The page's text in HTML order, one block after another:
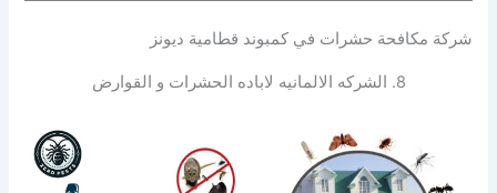
شركة مكافحة حشرات في كمبوند قطامية ديونز
8. الشركه الالمانيه لاباده الحشرات و القوارض